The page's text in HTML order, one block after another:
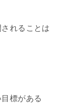
れることは
標がある